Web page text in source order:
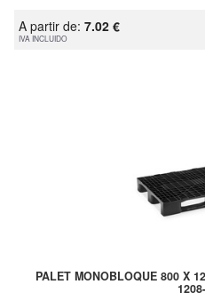
A partir de: 7.02 €
IVA INCLUIDO
PALET MONOBLOQUE 800 X